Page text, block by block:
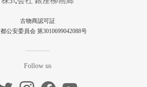
古物商認可証
公安委員会 第3010699042088号
Follow us